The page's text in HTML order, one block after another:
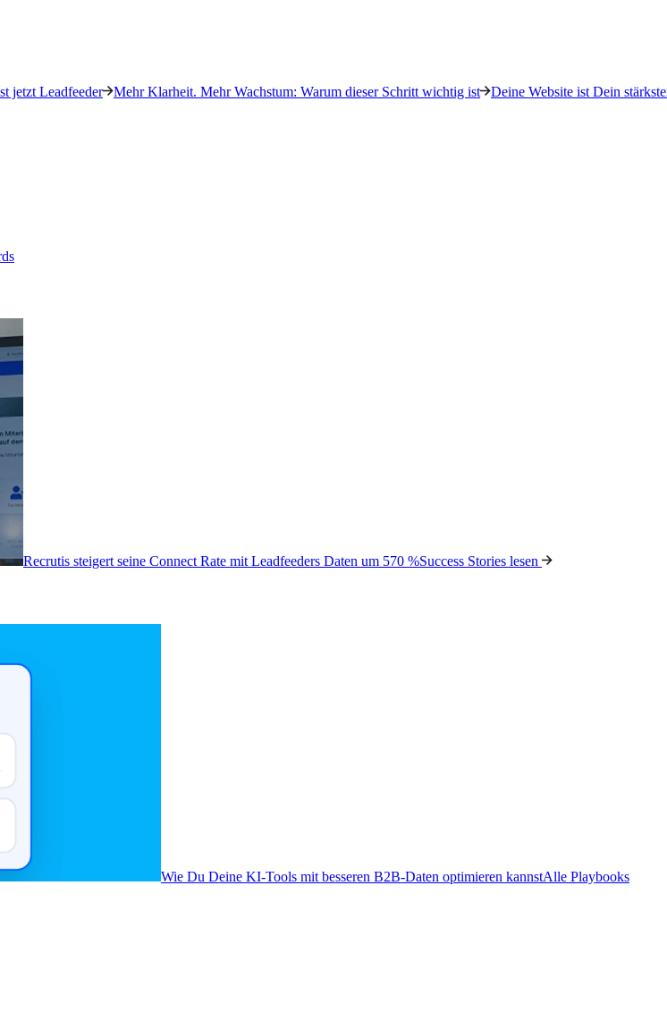
jetzt Leadfeeder Mehr Klarheit. Mehr Wachstum: Warum dieser Schritt wichtig ist
Deine Website ist Dein
Recrutis steigert seine Connect Rate mit Leadfeeders Daten um 570 %Success Stories lesen
Wie Du Deine KI-Tools mit besseren B2B-Daten optimieren kannstAlle Playbooks